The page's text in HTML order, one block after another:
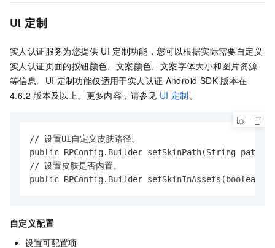
UI 定制
实人认证服务为您提供 UI 定制功能，您可以根据实际需要自定义
实人认证页面的按钮颜色、文案颜色、文案字体大小和图片资源
等信息。UI 定制功能仅适用于实人认证 Android SDK 版本在
4.6.2 版本及以上。更多内容，请参见 UI 定制 。
// 设置UI自定义皮肤路径。
public RPConfig.Builder setSkinPath(String path);
// 设置皮肤是否内置。
public RPConfig.Builder setSkinInAssets(boolean
自定义配置
设置可配置项